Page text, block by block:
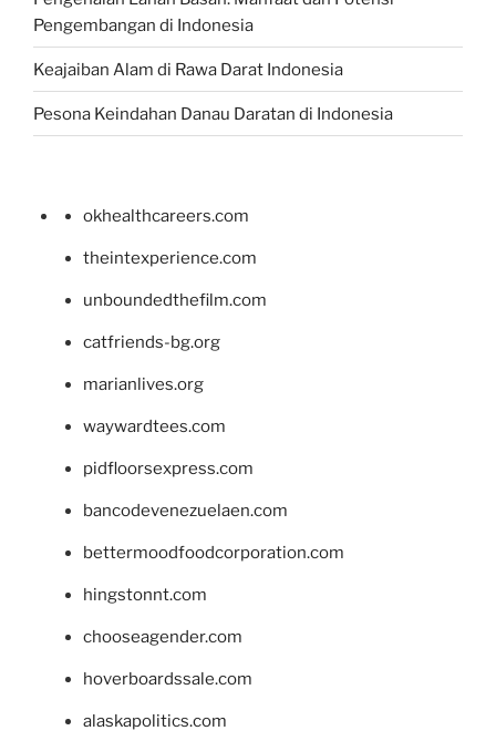
Pengembangan di Indonesia
Keajaiban Alam di Rawa Darat Indonesia
Pesona Keindahan Danau Daratan di Indonesia
okhealthcareers.com
theintexperience.com
unboundedthefilm.com
catfriends-bg.org
marianlives.org
waywardtees.com
pidfloorsexpress.com
bancodevenezuelaen.com
bettermoodfoodcorporation.com
hingstonnt.com
chooseagender.com
hoverboardssale.com
alaskapolitics.com